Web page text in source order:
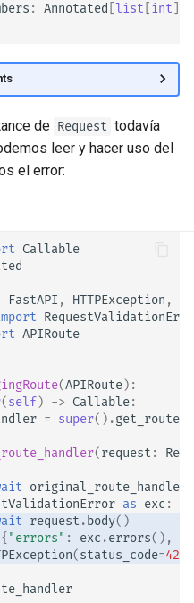
: Annotated list int
de Request todavía
leer y hacer uso del
el error:
Callable
FastAPI , HTTPException ,
APIRoute
(APIRoute):
(self ) -> Callable:
= super() .
(request :
original_route_handler
as exc :
request .body()
{ "errors" : exc .errors(),
(status_code=422